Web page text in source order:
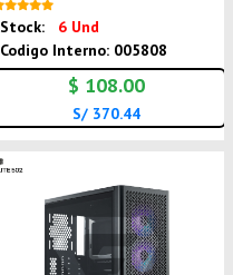
Stock:
6 Und
Codigo Interno: 005808
$ 108.00
S/ 370.44